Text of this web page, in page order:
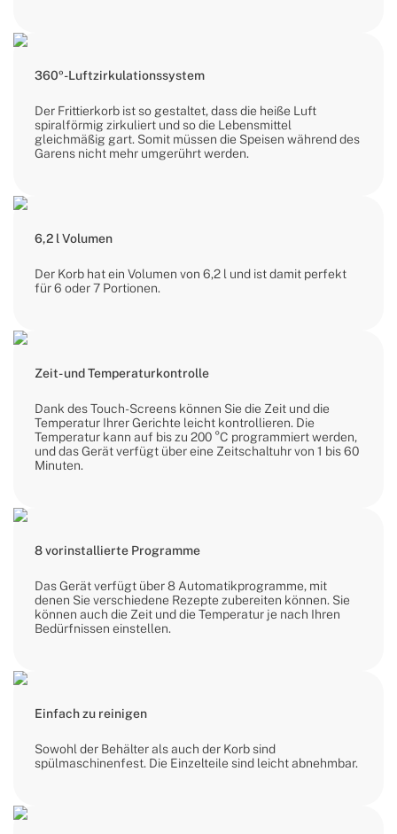
360º-Luftzirkulationssystem
Der Frittierkorb ist so gestaltet, dass die heiße Luft
spiralförmig zirkuliert und so die Lebensmittel
gleichmäßig gart. Somit müssen die Speisen während des
Garens nicht mehr umgerührt werden.
6,2 l Volumen
Der Korb hat ein Volumen von 6,2 l und ist damit perfekt
für 6 oder 7 Portionen.
Zeit- und Temperaturkontrolle
Dank des Touch-Screens können Sie die Zeit und die
Temperatur Ihrer Gerichte leicht kontrollieren. Die
Temperatur kann auf bis zu 200 °C programmiert werden,
und das Gerät verfügt über eine Zeitschaltuhr von 1 bis 60
Minuten.
8 vorinstallierte Programme
Das Gerät verfügt über 8 Automatikprogramme, mit
denen Sie verschiedene Rezepte zubereiten können. Sie
können auch die Zeit und die Temperatur je nach Ihren
Bedürfnissen einstellen.
Einfach zu reinigen
Sowohl der Behälter als auch der Korb sind
spülmaschinenfest. Die Einzelteile sind leicht abnehmbar.